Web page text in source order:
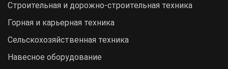
Строительная и дорожно-cтроительная техника
Горная и карьерная техника
Сельскохозяйственная техника
Навесное оборудование